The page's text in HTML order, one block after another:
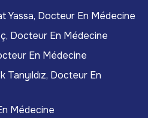
Yassa, Docteur En Médecine
Docteur En Médecine
En Médecine
Docteur En
Médecine